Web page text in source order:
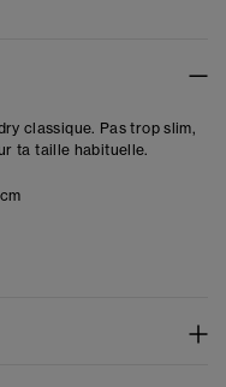
classique. Pas trop slim,
ta taille habituelle.